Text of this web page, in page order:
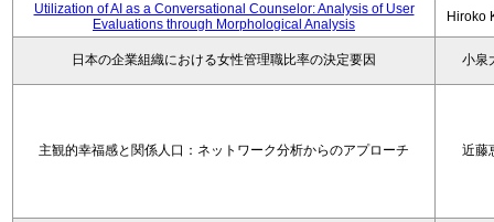
Utilization of AI as a Conversational Counselor: Analysis of User
Evaluations through Morphological Analysis
Hiroko
日本の企業組織における女性管理職比率の決定要因 小泉
主観的幸福感と関係人口：ネットワーク分析からのアプローチ 近藤